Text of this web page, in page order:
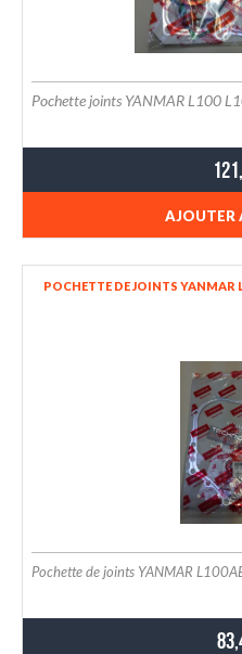
Pochette joints YANMAR L100
AJOUTER
POCHETTE DE JOINTS YANMAR
Pochette de joints YANMAR